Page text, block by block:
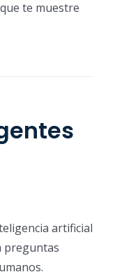
te muestre
artificial
preguntas